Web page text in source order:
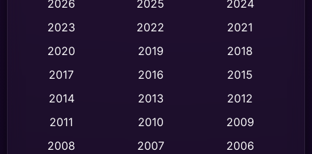
Classic หนังคลาสสิก (47)
Comedy ตลก (446)
Crime อาชญากรรม (520)
2026 2025
2024
2023
2022
2021
2020
2019
2018
2017
2016
2015
2014
2013
2012
2011
2010
2009
2008
2007
2006